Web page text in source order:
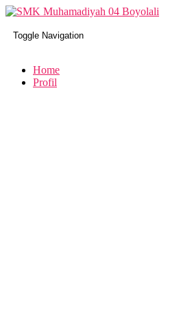
Toggle Navigation
Home
Profil